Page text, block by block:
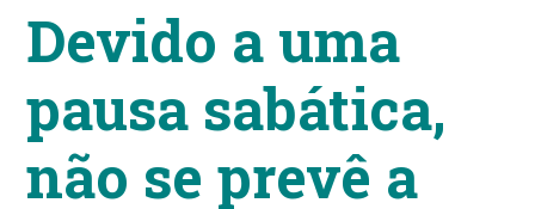
Devido a uma
pausa sabática,
não se prevê a